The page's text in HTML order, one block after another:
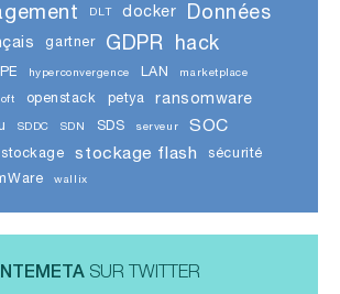
DLT docker Données
gartner GDPR hack
hyperconvergence LAN marketplace
openstack petya ransomware
SDDC SDN SDS serveur SOC
stockage stockage flash
sécurité
wallix
SUR TWITTER